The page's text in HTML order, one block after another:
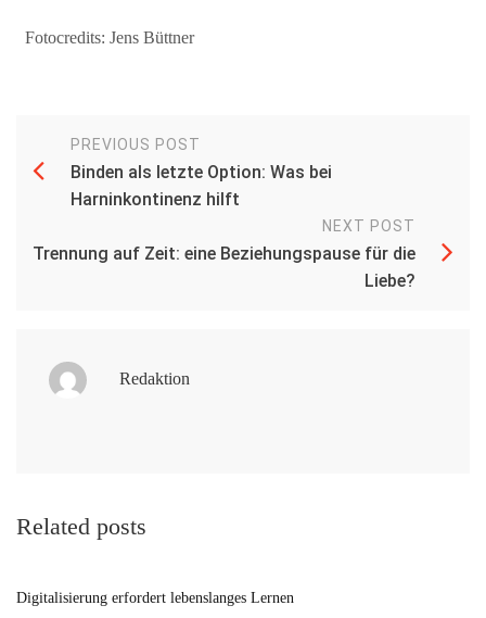
Fotocredits: Jens Büttner
PREVIOUS POST
Binden als letzte Option: Was bei
Harninkontinenz hilft
NEXT POST
Trennung auf Zeit: eine Beziehungspause für die
Liebe?
Redaktion
Related posts
Digitalisierung erfordert lebenslanges Lernen